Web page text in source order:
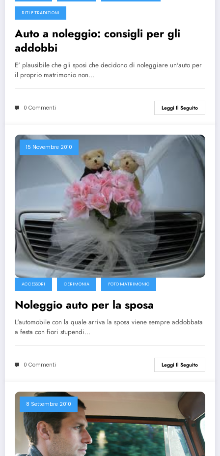
RITI E TRADIZIONI
Auto a noleggio: consigli per gli
addobbi
E' plausibile che gli sposi che decidono di noleggiare un'auto per
il proprio matrimonio non…
0 Commenti Leggi Il Seguito
15 Novembre 2010
ACCESSORI CERIMONIA FOTO MATRIMONIO
Noleggio auto per la sposa
L'automobile con la quale arriva la sposa viene sempre addobbata
a festa con fiori stupendi…
0 Commenti Leggi Il Seguito
8 Settembre 2010